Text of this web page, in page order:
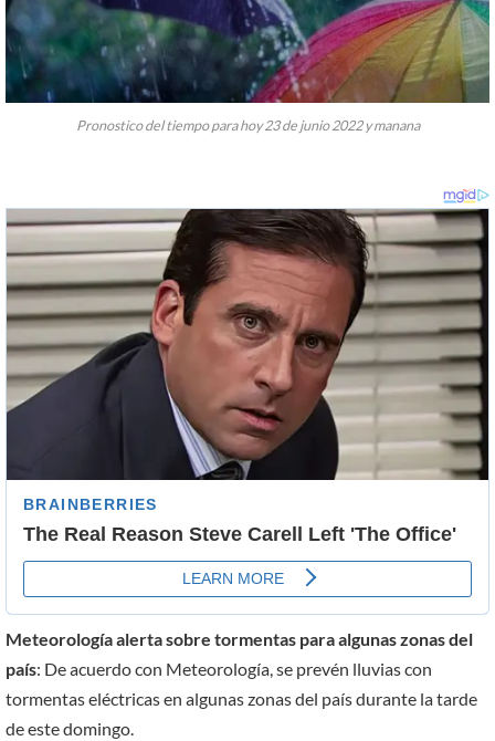
Pronostico del tiempo para hoy 23 de junio 2022 y manana
Meteorología alerta sobre tormentas para algunas zonas del
país: De acuerdo con Meteorología, se prevén lluvias con
tormentas eléctricas en algunas zonas del país durante la tarde
de este domingo.